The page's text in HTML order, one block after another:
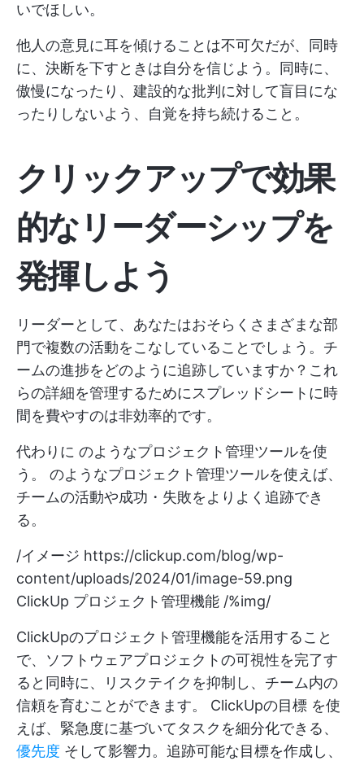
いでほしい。
他人の意見に耳を傾けることは不可欠だが、同時
に、決断を下すときは自分を信じよう。同時に、
傲慢になったり、建設的な批判に対して盲目にな
ったりしないよう、自覚を持ち続けること。
クリックアップで効果
的なリーダーシップを
発揮しよう
リーダーとして、あなたはおそらくさまざまな部
門で複数の活動をこなしていることでしょう。チ
ームの進捗をどのように追跡していますか？これ
らの詳細を管理するためにスプレッドシートに時
間を費やすのは非効率的です。
代わりに のようなプロジェクト管理ツールを使
う。
のようなプロジェクト管理ツールを使えば、
チームの活動や成功・失敗をよりよく追跡でき
る。
/イメージ https://clickup.com/blog/wp-
content/uploads/2024/01/image-59.png
ClickUp プロジェクト管理機能 /%img/
ClickUpのプロジェクト管理機能を活用すること
で、ソフトウェアプロジェクトの可視性を完了す
ると同時に、リスクテイクを抑制し、チーム内の
信頼を育むことができます。 ClickUpの目標 を使
えば、緊急度に基づいてタスクを細分化できる、
優先度 そして影響力。追跡可能な目標を作成し、